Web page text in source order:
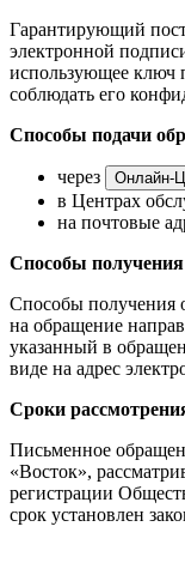
Гарантирующий
электронной
использующее ключ
соблюдать его
Способы подачи
через Онлайн-
в Центрах
на почтовые
Способы получения
Способы получения
на обращение
указанный в
виде на адрес
Сроки
Письменное
«Восток»,
регистрации
срок установлен